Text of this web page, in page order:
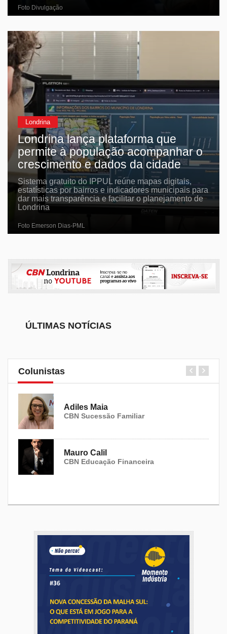
Foto Divulgação
Londrina
Londrina lança plataforma que
permite à população acompanhar o
crescimento e dados da cidade
Sistema gratuito do IPPUL reúne mapas digitais,
estatísticas por bairros e indicadores municipais para
dar mais transparência e facilitar o planejamento de
Londrina
Foto Emerson Dias-PML
ÚLTIMAS NOTÍCIAS
Colunistas
Adiles Maia
CBN Sucessão Familiar
Mauro Calil
CBN Educação Financeira